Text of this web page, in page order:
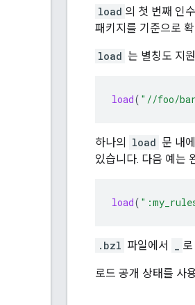
load 의 첫 번째 인
패키지를 기준으로
load 는 별칭도 지
load( "//foo/
하나의 load 문 내
있습니다. 다음 예는
load(
.bzl 파일에서
로드 공개 상태를 사